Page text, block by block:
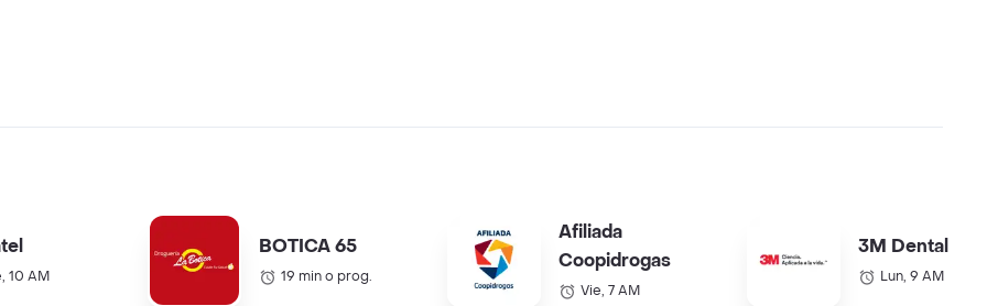
10 AM
BOTICA 65
19 min o prog.
Afiliada
Coopidrogas
Vie, 7 AM
3M Dental
Lun, 9 AM